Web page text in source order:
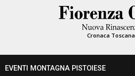
Cronaca Toscana
EVENTI MONTAGNA PISTOIESE